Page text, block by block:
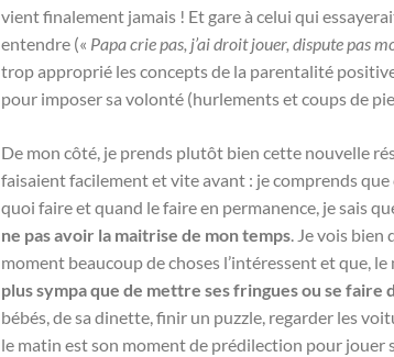
vient finalement jamais ! Et gare à celui qui
entendre (« Papa crie pas, j’ai droit jouer, dispute pas
trop approprié les concepts de la parentalité
pour imposer sa volonté (hurlements et coups de
De mon côté, je prends plutôt bien cette nouvelle
faisaient facilement et vite avant : je comprends que
quoi faire et quand le faire en permanence, je sais
ne pas avoir la maitrise de mon temps. Je vois bien
moment beaucoup de choses l’intéressent et que,
plus sympa que de mettre ses fringues ou se faire
bébés, de sa dinette, finir un puzzle, regarder les
le matin est son moment de prédilection pour jouer